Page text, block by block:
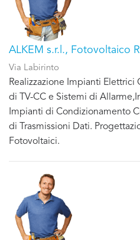
ALKEM s.r.l., Fotovoltaico
Via Labirinto
Realizzazione Impianti
di TV-CC e Sistemi di
Impianti di Condizionamento
di Trasmissioni Dati.
Fotovoltaici.